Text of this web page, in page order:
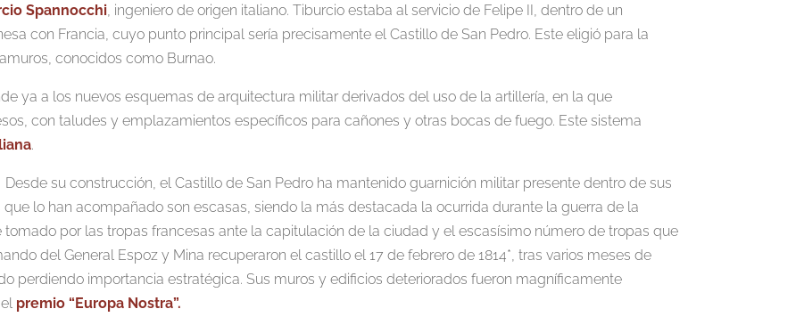
Spannocchi , ingeniero de origen italiano. Tiburcio estaba al servicio de Felipe II, dentro de un
con Francia, cuyo punto principal sería precisamente el Castillo de San Pedro. Este eligió para la
conocidos como Burnao.
ya a los nuevos esquemas de arquitectura militar derivados del uso de la artillería, en la que
con taludes y emplazamientos específicos para cañones y otras bocas de fuego. Este sistema
.
Desde su construcción, el Castillo de San Pedro ha mantenido guarnición militar presente dentro de sus
lo han acompañado son escasas, siendo la más destacada la ocurrida durante la guerra de la
tomado por las tropas francesas ante la capitulación de la ciudad y el escasísimo número de tropas que
del General Espoz y Mina recuperaron el castillo el 17 de febrero de 1814*, tras varios meses de
perdiendo importancia estratégica. Sus muros y edificios deteriorados fueron magníficamente
premio “Europa Nostra”.